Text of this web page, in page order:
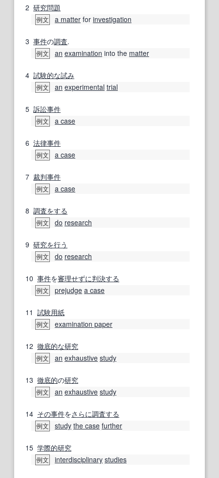
2 研究問題
例文 a matter for investigation
3 事件の調査.
例文 an examination into the matter
4 試験的な試み
例文 an experimental trial
5 訴訟事件
例文 a case
6 法律事件
例文 a case
7 裁判事件
例文 a case
8 調査をする
例文 do research
9 研究を行う
例文 do research
10 事件を審理せずに判決する
例文 prejudge a case
11 試験用紙
例文 examination paper
12 徹底的な研究
例文 an exhaustive study
13 徹底的の研究
例文 an exhaustive study
14 その事件をさらに調査する
例文 study the case further
15 学際的研究
例文 interdisciplinary studies